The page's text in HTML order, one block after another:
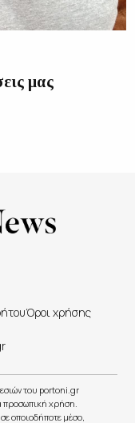
μας
Όροι χρήσης
του portoni.gr
προσωπική χρήση.
οποιοδήποτε μέσο,